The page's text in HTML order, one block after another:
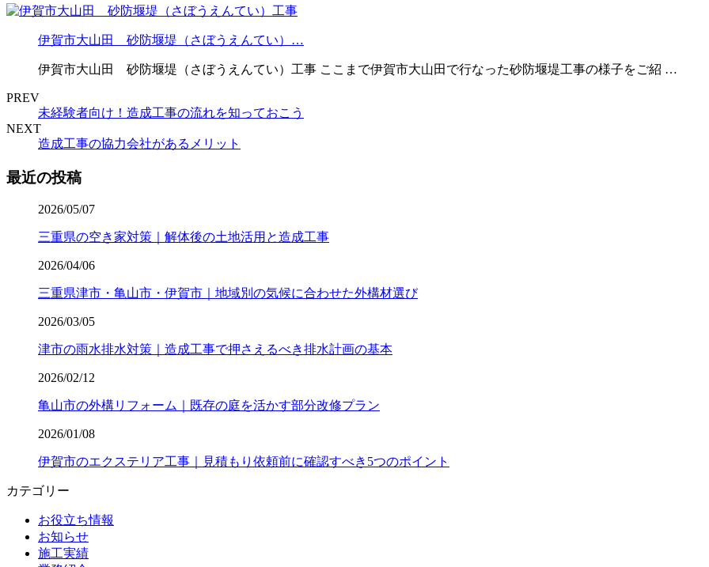
伊賀市大山田 砂防堰堤（さぼうえんてい）…
伊賀市大山田 砂防堰堤（さぼうえんてい）工事 ここまで伊賀市大山田で行なった砂防堰堤工事の様子をご紹 …
PREV
未経験者向け！造成工事の流れを知っておこう
NEXT
造成工事の協力会社があるメリット
最近の投稿
2026/05/07
三重県の空き家対策｜解体後の土地活用と造成工事
2026/04/06
三重県津市・亀山市・伊賀市｜地域別の気候に合わせた外構材選び
2026/03/05
津市の雨水排水対策｜造成工事で押さえるべき排水計画の基本
2026/02/12
亀山市の外構リフォーム｜既存の庭を活かす部分改修プラン
2026/01/08
伊賀市のエクステリア工事｜見積もり依頼前に確認すべき5つのポイント
カテゴリー
お役立ち情報
お知らせ
施工実績